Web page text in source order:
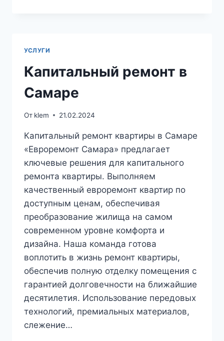
СТОИМОСТЬ
УСЛУГИ
Капитальный ремонт в
Самаре
От klem 21.02.2024
Капитальный ремонт квартиры в Самаре
«Евроремонт Самара» предлагает
ключевые решения для капитального
ремонта квартиры. Выполняем
качественный евроремонт квартир по
доступным ценам, обеспечивая
преобразование жилища на самом
современном уровне комфорта и
дизайна. Наша команда готова
воплотить в жизнь ремонт квартиры,
обеспечив полную отделку помещения с
гарантией долговечности на ближайшие
десятилетия. Использование передовых
технологий, премиальных материалов,
слежение…